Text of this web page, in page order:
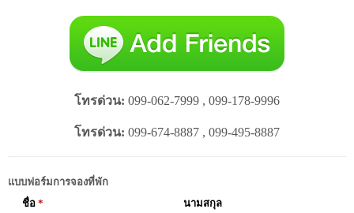
โทรด่วน: 099-062-7999 , 099-178-9996
โทรด่วน: 099-674-8887 , 099-495-8887
แบบฟอร์มการจองที่พัก
ชื่อ * นามสกุล